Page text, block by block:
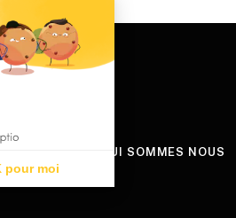
QUI SOMMES NOUS